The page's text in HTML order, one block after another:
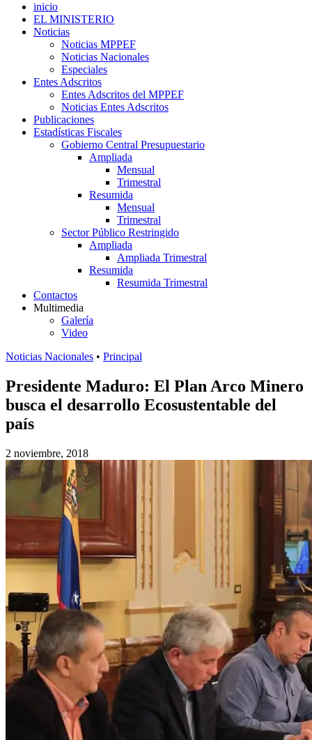
inicio
EL MINISTERIO
Noticias
Noticias MPPEF
Noticias Nacionales
Especiales
Entes Adscritos
Entes Adscritos del MPPEF
Noticias Entes Adscritos
Publicaciones
Estadísticas Fiscales
Gobierno Central Presupuestario
Ampliada
Mensual
Trimestral
Resumida
Mensual
Trimestral
Sector Público Restringido
Ampliada
Ampliada Trimestral
Resumida
Resumida Trimestral
Contactos
Multimedia
Galería
Video
Noticias Nacionales • Principal
Presidente Maduro: El Plan Arco Minero
busca el desarrollo Ecosustentable del
país
2 noviembre, 2018